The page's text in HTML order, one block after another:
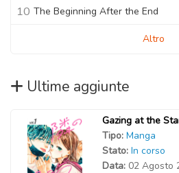
10 The Beginning After the End
Altro
Ultime aggiunte
Gazing at the
Tipo: Manga
Stato: In corso
Data: 02 Agosto